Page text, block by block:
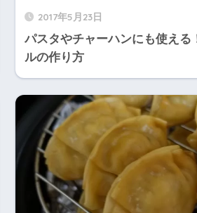
2017年5月23日
パスタやチャーハンにも使える
ルの作り方